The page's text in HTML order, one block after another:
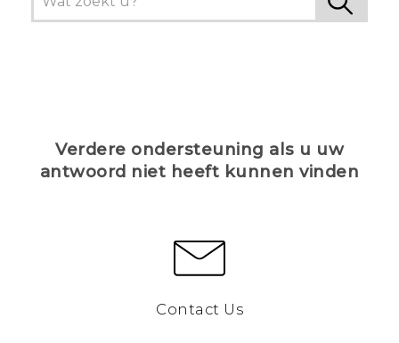
Verdere ondersteuning als u uw
antwoord niet heeft kunnen vinden
Contact Us